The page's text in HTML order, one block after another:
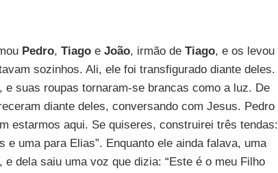
Pedro, Tiagoe João, irmão de Tiago, e os levou
sozinhos. Ali, ele foi transfigurado diante deles.
e suas roupas tornaram-se brancas como a luz. De
diante deles, conversando com Jesus. Pedro
estarmos aqui. Se quiseres, construirei três tendas:
e uma para Elias”. Enquanto ele ainda falava, uma
dela saiu uma voz que dizia: “Este é o meu Filho